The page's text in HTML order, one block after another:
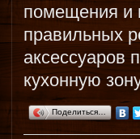
помещения и
правильных
аксессуаров
кухонную
Поделиться…